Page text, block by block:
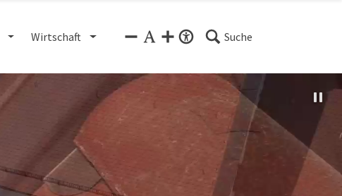
Wirtschaft Suche